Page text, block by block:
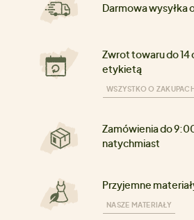
Darmowa wysyłka
Zwrot towaru do 14
etykietą
WSZYSTKO O
Zamówienia do
natychmiast
Przyjemne
NASZE MATERIAŁY